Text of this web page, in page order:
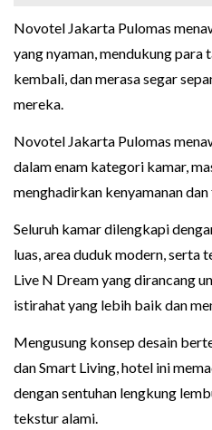
Novotel Jakarta Pulomas
yang nyaman, mendukung
kembali, dan merasa segar
mereka.
Novotel Jakarta Pulomas
dalam enam kategori kamar,
menghadirkan kenyamanan dan
Seluruh kamar dilengkapi
luas, area duduk modern,
Live N Dream yang dirancang
istirahat yang lebih baik dan
Mengusung konsep desain
dan Smart Living, hotel ini
dengan sentuhan lengkung
tekstur alami.